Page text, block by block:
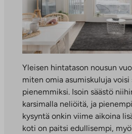
Yleisen hintatason nousun
miten omia asumiskuluja voisi
pienemmiksi. Isoin säästö
karsimalla neliöitä, ja
kysyntä onkin viime aikoina
koti on paitsi edullisempi,